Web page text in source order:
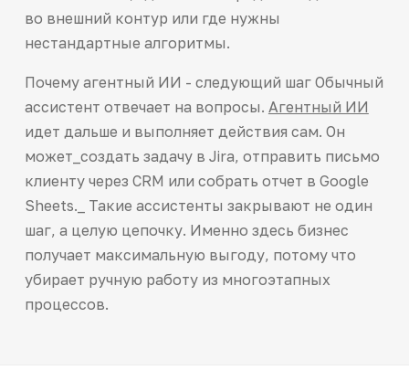
во внешний контур или где нужны
нестандартные алгоритмы.
Почему агентный ИИ - следующий шаг Обычный
ассистент отвечает на вопросы. Агентный ИИ
идет дальше и выполняет действия сам. Он
может_создать задачу в Jira, отправить письмо
клиенту через CRM или собрать отчет в Google
Sheets._ Такие ассистенты закрывают не один
шаг, а целую цепочку. Именно здесь бизнес
получает максимальную выгоду, потому что
убирает ручную работу из многоэтапных
процессов.